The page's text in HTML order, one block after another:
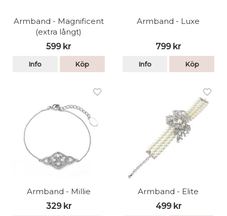
Armband - Magnificent
(extra långt)
599 kr
Info Köp
Armband - Luxe
799 kr
Info Köp
Armband - Millie
329 kr
Armband - Elite
499 kr